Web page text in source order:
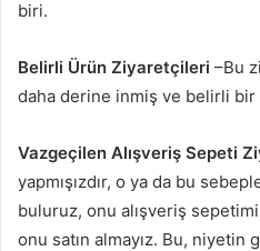
biri.
Belirli Ürün Ziyaretçileri –Bu
daha derine inmiş ve belirli
Vazgeçilen Alışveriş Sepeti
yapmışızdır, o ya da bu
buluruz, onu alışveriş
onu satın almayız. Bu,